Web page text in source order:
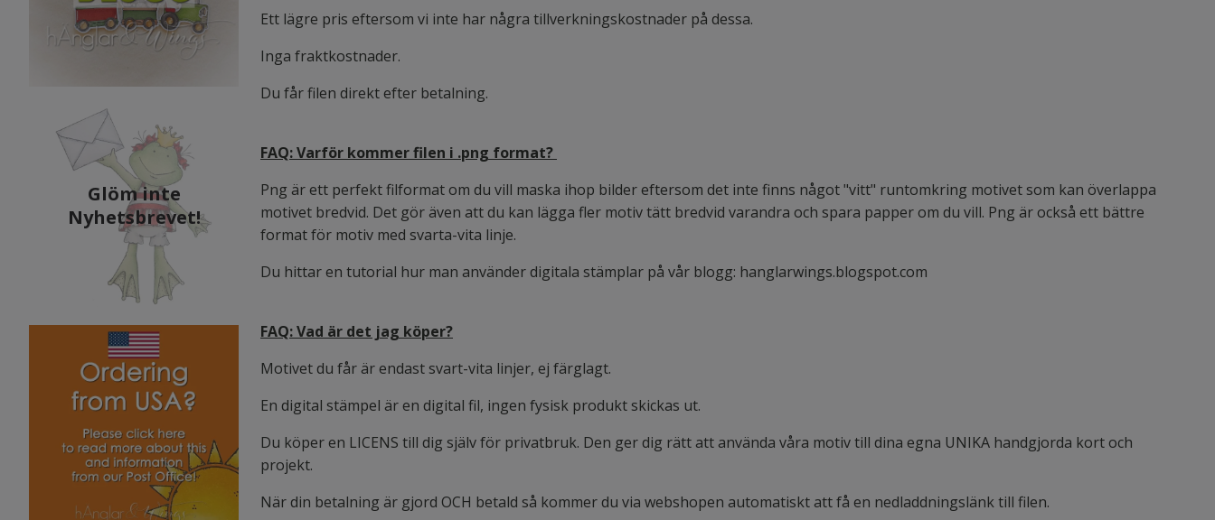
Glöm inte
Nyhetsbrevet!
Ett lägre pris eftersom vi inte har några tillverkningskostnader på dessa.
Inga fraktkostnader.
Du får filen direkt efter betalning.
FAQ: Varför kommer filen i .png format?
Png är ett perfekt filformat om du vill maska ihop bilder eftersom det inte finns något "vitt" runtomkring motivet som kan överlappa
motivet bredvid. Det gör även att du kan lägga fler motiv tätt bredvid varandra och spara papper om du vill. Png är också ett bättre
format för motiv med svarta-vita linje.
Du hittar en tutorial hur man använder digitala stämplar på vår blogg: hanglarwings.blogspot.com
FAQ: Vad är det jag köper?
Motivet du får är endast svart-vita linjer, ej färglagt.
En digital stämpel är en digital fil, ingen fysisk produkt skickas ut.
Du köper en LICENS till dig själv för privatbruk. Den ger dig rätt att använda våra motiv till dina egna UNIKA handgjorda kort och
projekt.
När din betalning är gjord OCH betald så kommer du via webshopen automatiskt att få en nedladdningslänk till filen.